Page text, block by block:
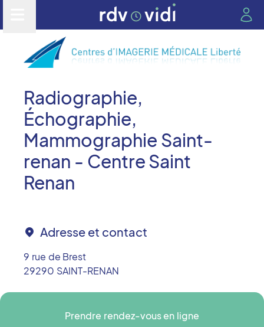
Radiographie,
Échographie,
Mammographie Saint-
renan - Centre Saint
Renan
Adresse et contact
9 rue de Brest
29290 SAINT-RENAN
Prendre rendez-vous en ligne